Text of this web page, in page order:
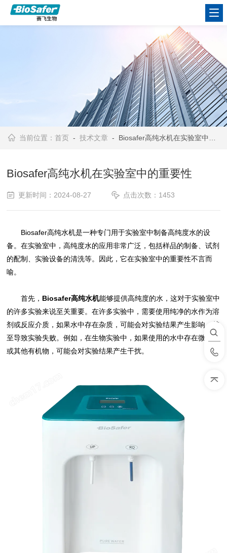
当前位置：首页 -技术文章 - Biosafer高纯水机在实验室中的重要性
Biosafer高纯水机在实验室中的重要性
更新时间：2024-08-27 点击次数：1453
Biosafer高纯水机是一种专门用于实验室中制备高纯度水的设
备。在实验室中，高纯度水的应用非常广泛，包括样品的制备、试剂
的配制、实验设备的清洗等。因此，它在实验室中的重要性不言而
喻。
首先， Biosafer高纯水机能够提供高纯度的水，这对于实验室中
的许多实验来说至关重要。在许多实验中，需要使用纯净的水作为溶
剂或反应介质，如果水中存在杂质，可能会对实验结果产生影响，甚
至导致实验失败。例如，在生物实验中，如果使用的水中存在微生物
或其他有机物，可能会对实验结果产生干扰。